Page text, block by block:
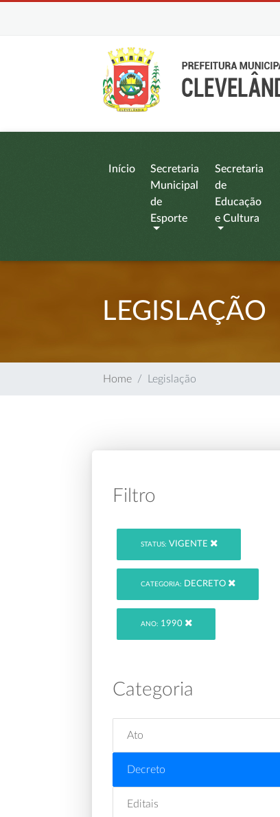
Início
Secretaria
Municipal
de
Esporte
Secretaria
de
Educação
e Cultura
LEGISLAÇÃO
Home Legislação
Filtro
STATUS: VIGENTE
CATEGORIA: DECRETO
ANO: 1990
Categoria
Ato
Decreto
Editais